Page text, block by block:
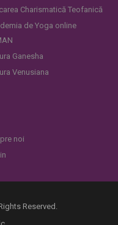
Charismatică Teofanică
de Yoga online
Ganesha
Venusiana
noi
Reserved.